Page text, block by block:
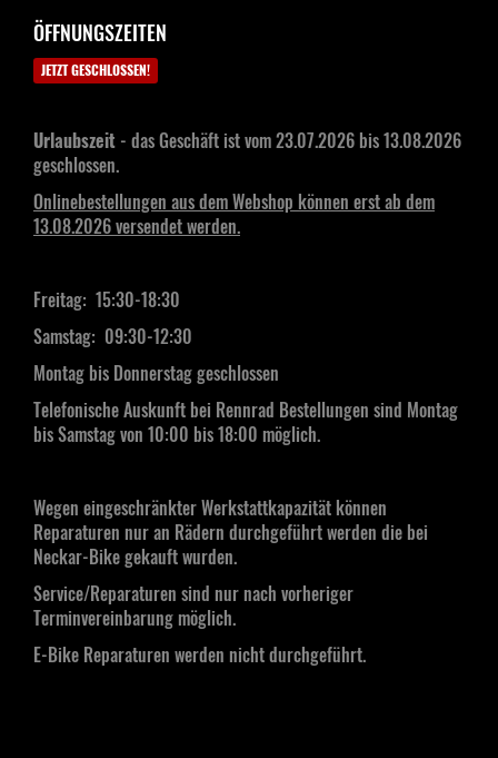
ÖFFNUNGSZEITEN
JETZT GESCHLOSSEN!
Urlaubszeit - das Geschäft ist vom 23.07.2026 bis 13.08.2026
geschlossen.
Onlinebestellungen aus dem Webshop können erst ab dem
13.08.2026 versendet werden.
Freitag: 15:30-18:30
Samstag: 09:30-12:30
Montag bis Donnerstag geschlossen
Telefonische Auskunft bei Rennrad Bestellungen sind Montag
bis Samstag von 10:00 bis 18:00 möglich.
Wegen eingeschränkter Werkstattkapazität können
Reparaturen nur an Rädern durchgeführt werden die bei
Neckar-Bike gekauft wurden.
Service/Reparaturen sind nur nach vorheriger
Terminvereinbarung möglich.
E-Bike Reparaturen werden nicht durchgeführt.